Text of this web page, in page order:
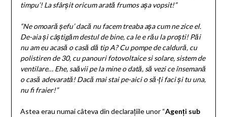
timpu’! La sfârșit oricum arată frumos așa vopsit!”
“Ne omoară șefu’ dacă nu facem treaba așa cum ne zice el.
De-aia și câștigăm destul de bine, ca le e rău la proști! Păi
nu am eu acasă o casă dă tip A? Cu pompe de caldură, cu
polistiren de 30, cu panouri fotovoltaice si solare, sistem de
ventilare… Ehe, saăvii pe la mine o dată, să vezi ce însemană
o casă adevarată! Dacă mai stai pe-aici o să-ți faci și tu una,
nu fi fraier!”
Astea erau numai câteva din declarațiile unor “Agenți sub